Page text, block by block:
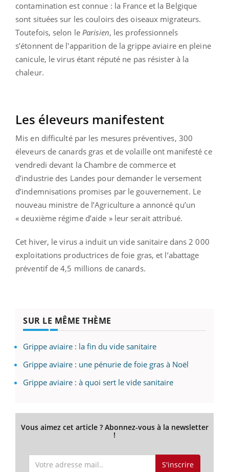
contamination est connue : la France et la Belgique
sont situées sur les couloirs des oiseaux migrateurs.
Toutefois, selon le Parisien, les professionnels
s’étonnent de l'apparition de la grippe aviaire en pleine
canicule, le virus étant réputé ne pas résister à la
chaleur.
Les éleveurs manifestent
Mis en difficulté par les mesures préventives, 300
éleveurs de canards gras et de volaille ont manifesté ce
vendredi devant la Chambre de commerce et
d’industrie des Landes pour demander le versement
d’indemnisations promises par le gouvernement. Le
nouveau ministre de l’Agriculture a annoncé qu’un
« deuxième régime d’aide » leur serait attribué.
Cet hiver, le virus a induit un vide sanitaire dans 2 000
exploitations productrices de foie gras, et l’abattage
préventif de 4,5 millions de canards.
SUR LE MÊME THÈME
Grippe aviaire : la fin du vide sanitaire
Grippe aviaire : une pénurie de foie gras à Noël
Grippe aviaire : à quoi sert le vide sanitaire
Vous aimez cet article ? Abonnez-vous à la newsletter
!
S'inscrire